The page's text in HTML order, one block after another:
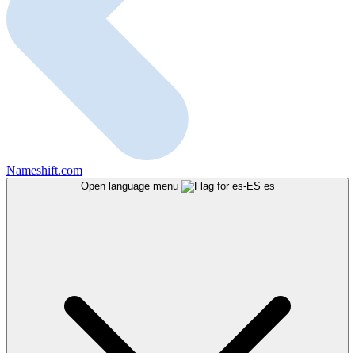
Nameshift.com
Open language menu es